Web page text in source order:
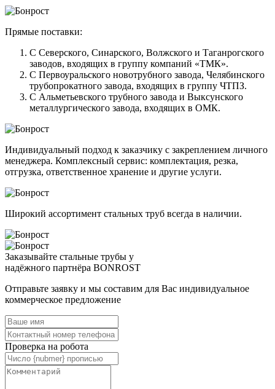
Прямые поставки:
С Северского, Синарского, Волжского и Таганрогского
заводов, входящих в группу компаний «ТМК».
С Первоуральского новотрубного завода, Челябинского
трубопрокатного завода, входящих в группу ЧТПЗ.
С Альметьевского трубного завода и Выксунского
металлургического завода, входящих в ОМК.
Индивидуальный подход к заказчику с закреплением личного
менеджера. Комплексный сервис: комплектация, резка,
отгрузка, ответственное хранение и другие услуги.
Широкий ассортимент стальных труб всегда в наличии.
Заказывайте стальные трубы у
надёжного партнёра BONROST
Отправьте заявку и мы составим для Вас индивидуальное
коммерческое предложение
Проверка на робота